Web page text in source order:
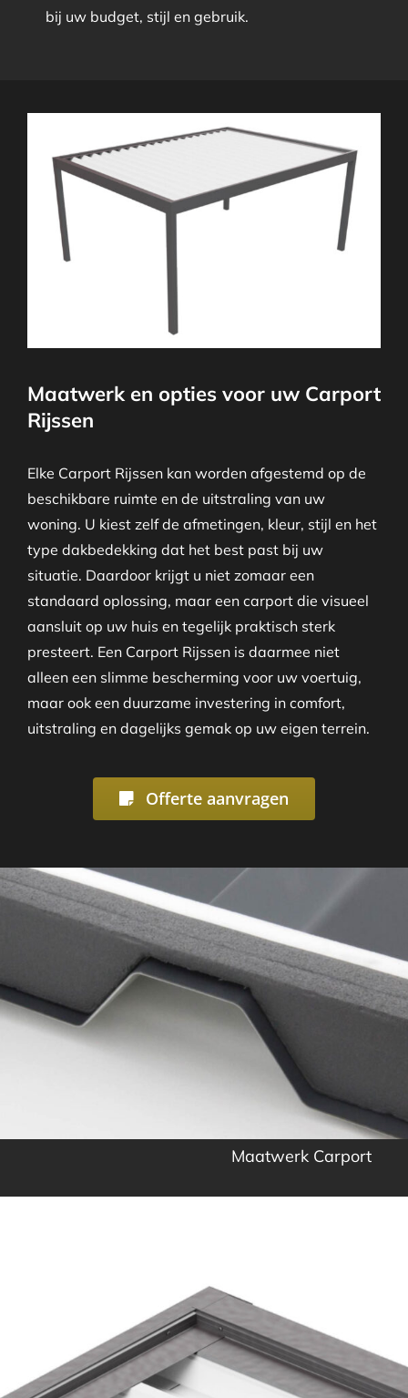
bij uw budget, stijl en gebruik.
Maatwerk en opties voor uw Carport
Rijssen
Elke Carport Rijssen kan worden afgestemd op de
beschikbare ruimte en de uitstraling van uw
woning. U kiest zelf de afmetingen, kleur, stijl en het
type dakbedekking dat het best past bij uw
situatie. Daardoor krijgt u niet zomaar een
standaard oplossing, maar een carport die visueel
aansluit op uw huis en tegelijk praktisch sterk
presteert. Een Carport Rijssen is daarmee niet
alleen een slimme bescherming voor uw voertuig,
maar ook een duurzame investering in comfort,
uitstraling en dagelijks gemak op uw eigen terrein.
Offerte aanvragen
Maatwerk Carport